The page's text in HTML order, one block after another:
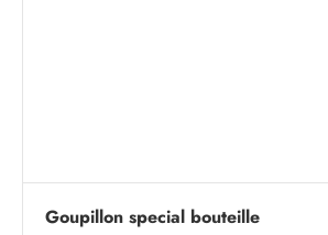
Goupillon special bouteille